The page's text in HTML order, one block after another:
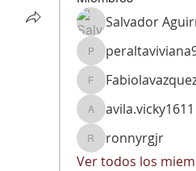
Salvador
peraltaviviana935
Fabiolavazquez082
avila.vicky1611
avila.vicky1611
ronnyrgjr
ronnyrgjr
Ver todos los